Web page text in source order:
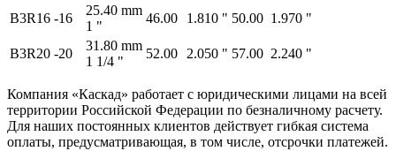
B3R16 -16
25.40 mm
1 "
46.00 1.810 " 50.00 1.970 "
B3R20 -20
31.80 mm
1 1/4 "
52.00 2.050 " 57.00 2.240 "
Компания «Каскад» работает с юридическими лицами на всей
территории Российской Федерации по безналичному расчету.
Для наших постоянных клиентов действует гибкая система
оплаты, предусматривающая, в том числе, отсрочки платежей.